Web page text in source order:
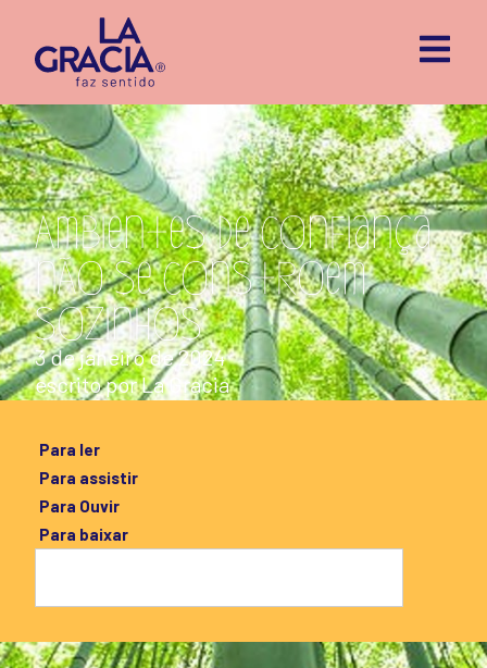
Ambientes de confiança
não se constroem
sozinhos
3 de janeiro de 2024
escrito porLa Gracia
Para ler
Para assistir
Para Ouvir
Para baixar